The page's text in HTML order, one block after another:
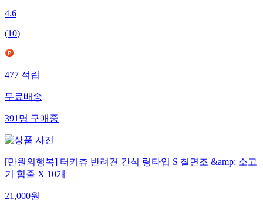
4.6
(10)
477 적립
무료배송
391 명 구매중
[만원의행복] 터키츄 반려견 간식 링타입 S 칠면조 &amp; 소고
기 힘줄 X 10개
21,000원